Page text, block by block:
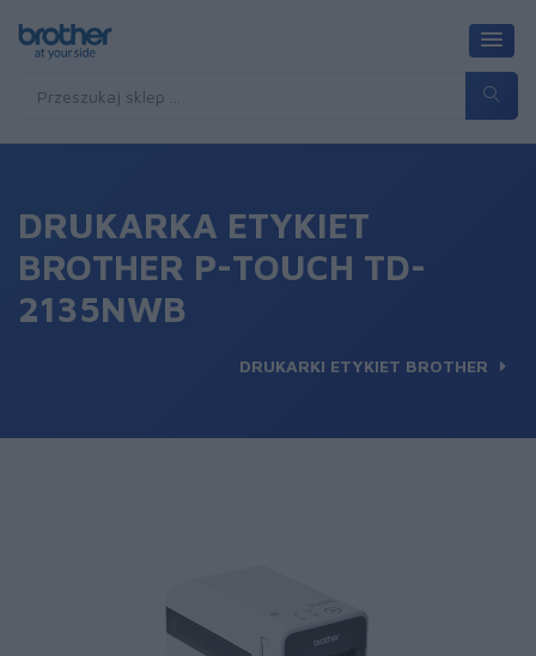
DRUKARKA ETYKIET
BROTHER P-TOUCH TD-
2135NWB
DRUKARKI ETYKIET BROTHER